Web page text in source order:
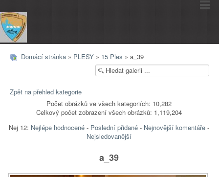
Domácí stránka » PLESY » 15 Ples » a_39
Zpět na přehled kategorie
Počet obrázků ve všech kategoriích: 10,282
Celkový počet zobrazení všech obrázků: 1,119,204
Nej 12: Nejlépe hodnocené- Poslední přidané- Nejnovější komentáře-
Nejsledovanější
a_39